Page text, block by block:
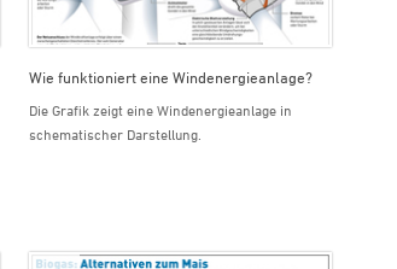
Wie funktioniert eine Windenergieanlage?
Die Grafik zeigt eine Windenergieanlage in
schematischer Darstellung.